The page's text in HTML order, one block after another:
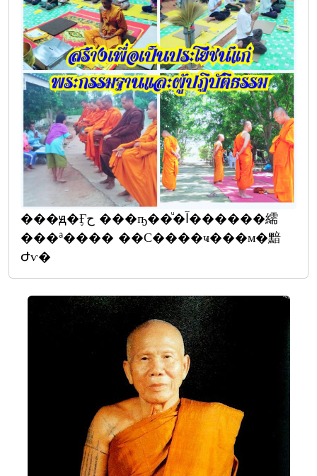
���ԭ�Ӻح ���ҧ��ͧ�آ������繻
���ª���� ��С����ҹ���м�黯
Ժѵ�